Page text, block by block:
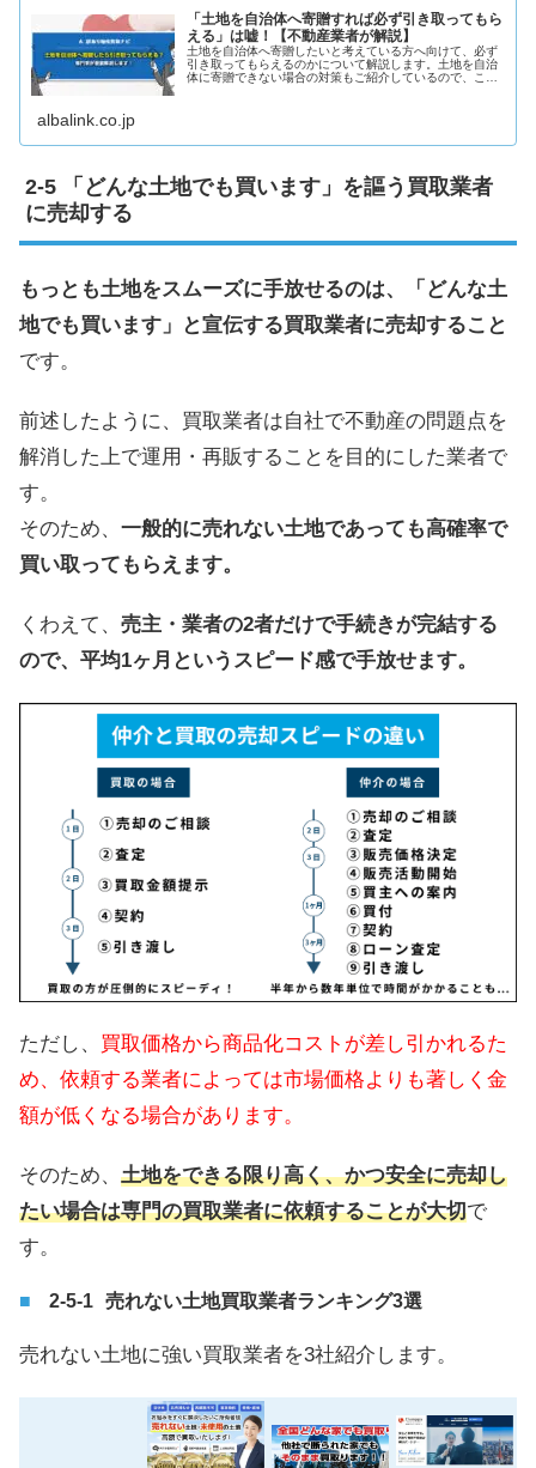
「土地を自治体へ寄贈すれば必ず引き取ってもら
える」は嘘！【不動産業者が解説】
土地を自治体へ寄贈したいと考えている方へ向けて、必ず
引き取ってもらえるのかについて解説します。土地を自治
体に寄贈できない場合の対策もご紹介しているので、この
albalink.co.jp
「どんな土地でも買います」を謳う買取業者
に売却する
もっとも土地をスムーズに手放せるのは、「どんな土
地でも買います」と宣伝する買取業者に売却すること
です。
前述したように、買取業者は自社で不動産の問題点を
解消した上で運用・再販することを目的にした業者で
す。
そのため、 一般的に売れない土地であっても高確率で
買い取ってもらえます。
くわえて、 売主・業者の2者だけで手続きが完結する
ので、平均1ヶ月というスピード感で手放せます。
ただし、 買取価格から商品化コストが差し引かれるた
め、依頼する業者によっては市場価格よりも著しく金
額が低くなる場合があります。
そのため、 土地をできる限り高く、かつ安全に売却し
たい場合は専門の買取業者に依頼することが大切で
す。
売れない土地買取業者ランキング3選
売れない土地に強い買取業者を3社紹介します。